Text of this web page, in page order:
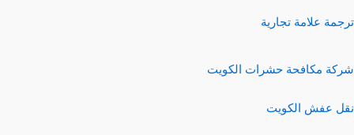
ترجمة علامة تجارية
شركة مكافحة حشرات الكويت
نقل عفش الكويت